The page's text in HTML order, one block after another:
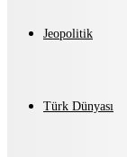
Jeopolitik
Türk Dünyası